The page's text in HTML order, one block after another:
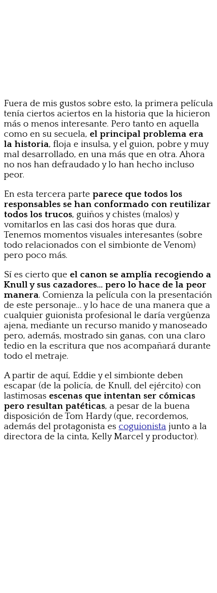
Fuera de mis gustos sobre esto, la primera película
tenía ciertos aciertos en la historia que la hicieron
más o menos interesante. Pero tanto en aquella
como en su secuela, el principal problema era
la historia, floja e insulsa, y el guion, pobre y muy
mal desarrollado, en una más que en otra. Ahora
no nos han defraudado y lo han hecho incluso
peor.
En esta tercera parte parece que todos los
responsables se han conformado con reutilizar
todos los trucos, guiños y chistes (malos) y
vomitarlos en las casi dos horas que dura.
Tenemos momentos visuales interesantes (sobre
todo relacionados con el simbionte de Venom)
pero poco más.
Sí es cierto que el canon se amplía recogiendo a
Knull y sus cazadores… pero lo hace de la peor
manera. Comienza la película con la presentación
de este personaje… y lo hace de una manera que a
cualquier guionista profesional le daría vergüenza
ajena, mediante un recurso manido y manoseado
pero, además, mostrado sin ganas, con una claro
tedio en la escritura que nos acompañará durante
todo el metraje.
A partir de aquí, Eddie y el simbionte deben
escapar (de la policía, de Knull, del ejército) con
lastimosas escenas que intentan ser cómicas
pero resultan patéticas, a pesar de la buena
disposición de Tom Hardy (que, recordemos,
además del protagonista es coguionista junto a la
directora de la cinta, Kelly Marcel y productor).